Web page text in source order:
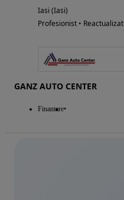
Iasi (Iasi)
Profesionist • Reactualizat
GANZ AUTO CENTER
Finantare